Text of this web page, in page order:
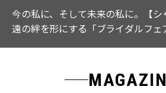
【ICB】人気インフルエンサーと共
なる「名品ブラウス」２選